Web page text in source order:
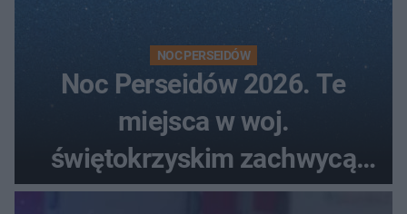
NOC PERSEIDÓW
Noc Perseidów 2026. Te
miejsca w woj.
świętokrzyskim zachwycą
każdego miłośnika gwiazd